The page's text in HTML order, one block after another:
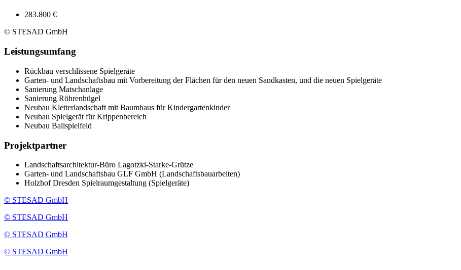
283.800 €
© STESAD GmbH
Leistungsumfang
Rückbau verschlissene Spielgeräte
Garten- und Landschaftsbau mit Vorbereitung der Flächen für den neuen Sandkasten, und die neuen Spielgeräte
Sanierung Matschanlage
Sanierung Röhrenhügel
Neubau Kletterlandschaft mit Baumhaus für Kindergartenkinder
Neubau Spielgerät für Krippenbereich
Neubau Ballspielfeld
Projektpartner
Landschaftsarchitektur-Büro Lagotzki-Starke-Grütze
Garten- und Landschaftsbau GLF GmbH (Landschaftsbauarbeiten)
Holzhof Dresden Spielraumgestaltung (Spielgeräte)
© STESAD GmbH
© STESAD GmbH
© STESAD GmbH
© STESAD GmbH